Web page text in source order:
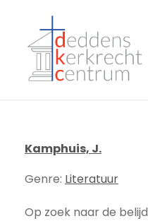
Kamphuis, J.
Genre: Literatuur
Op zoek naar de